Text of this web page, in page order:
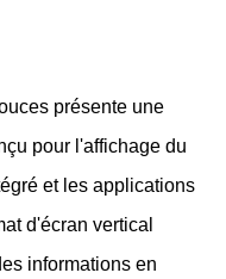
présente une
pour l'affichage du
et les applications
d'écran vertical
informations en